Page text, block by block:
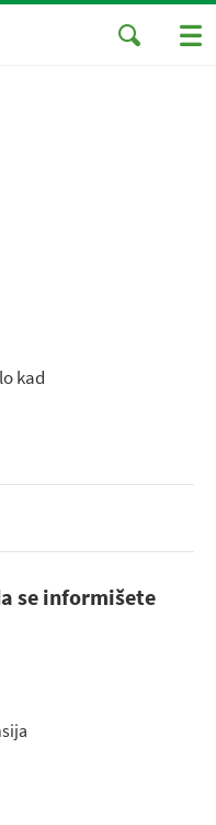
kad
se informišete